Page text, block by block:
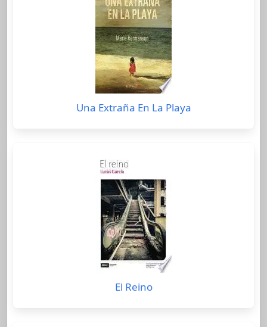
Una Extraña En La Playa
El Reino